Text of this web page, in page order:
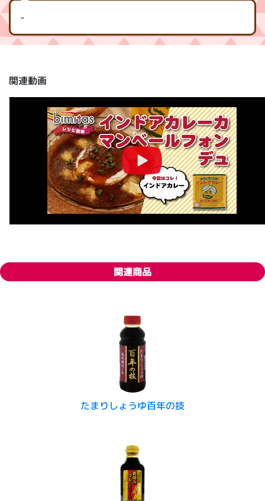
-
関連動画
関連商品
たまりしょうゆ百年の技